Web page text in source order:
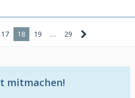
17 18 19 … 29
mitmachen!